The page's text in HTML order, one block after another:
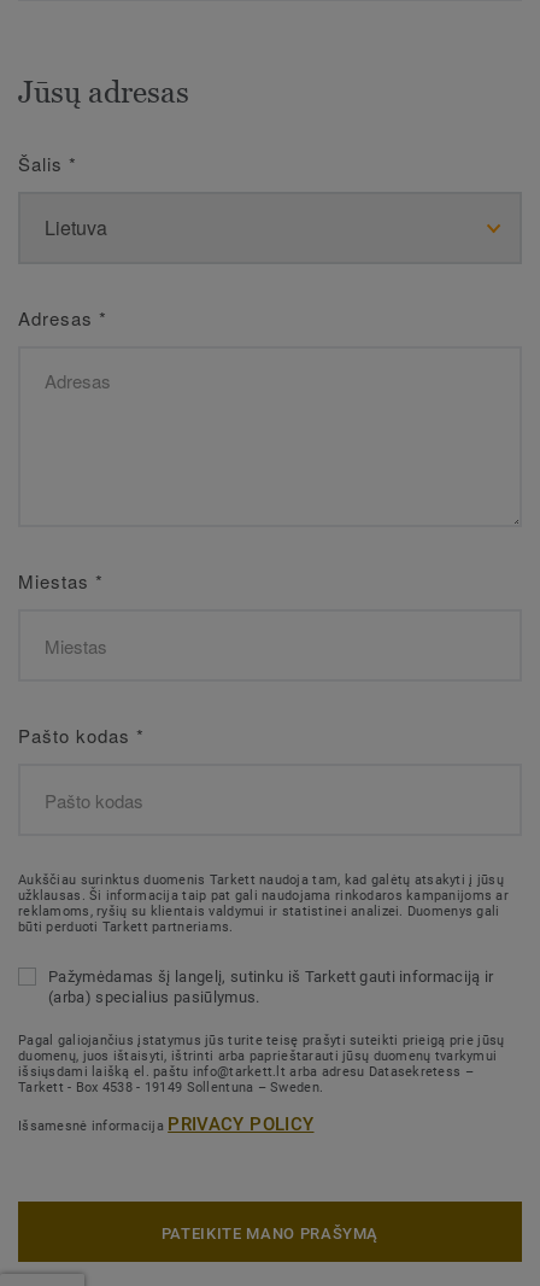
Jūsų adresas
Šalis *
Adresas *
Miestas *
Pašto kodas *
Aukščiau surinktus duomenis Tarkett naudoja tam, kad galėtų atsakyti į jūsų
užklausas. Ši informacija taip pat gali naudojama rinkodaros kampanijoms ar
reklamoms, ryšių su klientais valdymui ir statistinei analizei. Duomenys gali
būti perduoti Tarkett partneriams.
Pažymėdamas šį langelį, sutinku iš Tarkett gauti informaciją ir
(arba) specialius pasiūlymus.
Pagal galiojančius įstatymus jūs turite teisę prašyti suteikti prieigą prie jūsų
duomenų, juos ištaisyti, ištrinti arba paprieštarauti jūsų duomenų tvarkymui
išsiųsdami laišką el. paštu info@tarkett.lt arba adresu Datasekretess –
Tarkett - Box 4538 - 19149 Sollentuna – Sweden.
Išsamesnė informacija PRIVACY POLICY
PATEIKITE MANO PRAŠYMĄ